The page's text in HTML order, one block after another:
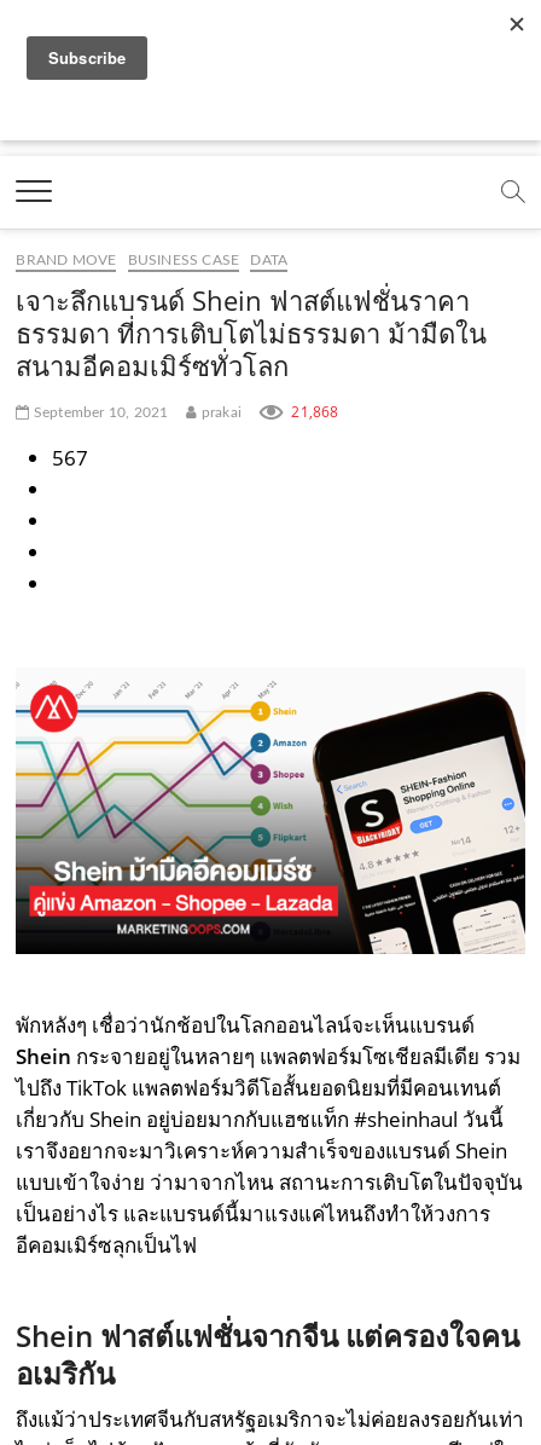
a
e
b
o
o
k
.
c
o
o
t
b
e
.
c
o
m
.
o
e
m
e
t
g
r
a
m
.
t
k
.
c
o
m
Marketing Oops!
DIGITAL | CREATIVE | ADVERTISING | CAMPAIGN |
BRAND MOVE BUSINESS CASE DATA
เจาะลึกแบรนด์ Shein ฟาสต์แฟชั่นราคา
ธรรมดา ที่การเติบโตไม่ธรรมดา ม้ามืดใน
สนามอีคอมเมิร์ซทั่วโลก
September 10, 2021 prakai 21,868
567
พักหลังๆ เชื่อว่านักช้อปในโลกออนไลน์จะเห็นแบรนด์
Shein กระจายอยู่ในหลายๆ แพลตฟอร์มโซเชียลมีเดีย รวม
ไปถึง TikTok แพลตฟอร์มวิดีโอสั้นยอดนิยมที่มีคอนเทนต์
เกี่ยวกับ Shein อยู่บ่อยมากกับแฮชแท็ก #sheinhaul วันนี้
เราจึงอยากจะมาวิเคราะห์ความสำเร็จของแบรนด์ Shein
แบบเข้าใจง่าย ว่ามาจากไหน สถานะการเติบโตในปัจจุบัน
เป็นอย่างไร และแบรนด์นี้มาแรงแค่ไหนถึงทำให้วงการ
อีคอมเมิร์ซลุกเป็นไฟ
Shein ฟาสต์แฟชั่นจากจีน แต่ครองใจคน
อเมริกัน
ถึงแม้ว่าประเทศจีนกับสหรัฐอเมริกาจะไม่ค่อยลงรอยกันเท่า